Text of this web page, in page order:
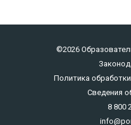
©2026
Политика
Сведения
8 800